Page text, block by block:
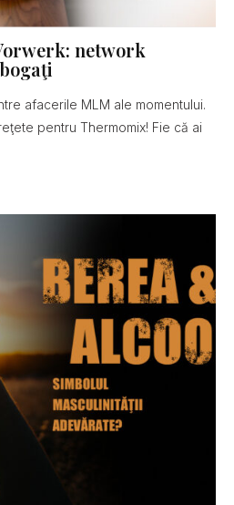
network
afacerile MLM ale momentului.
pentru Thermomix! Fie că ai